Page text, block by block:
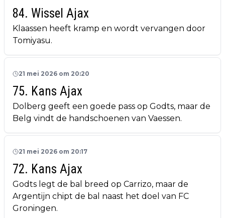
84. Wissel Ajax
Klaassen heeft kramp en wordt vervangen door
Tomiyasu.
21 mei 2026 om 20:20
75. Kans Ajax
Dolberg geeft een goede pass op Godts, maar de
Belg vindt de handschoenen van Vaessen.
21 mei 2026 om 20:17
72. Kans Ajax
Godts legt de bal breed op Carrizo, maar de
Argentijn chipt de bal naast het doel van FC
Groningen.